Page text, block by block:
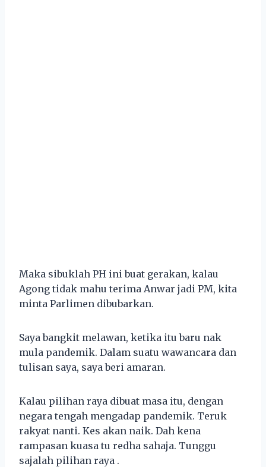
Maka sibuklah PH ini buat gerakan, kalau
Agong tidak mahu terima Anwar jadi PM, kita
minta Parlimen dibubarkan.
Saya bangkit melawan, ketika itu baru nak
mula pandemik. Dalam suatu wawancara dan
tulisan saya, saya beri amaran.
Kalau pilihan raya dibuat masa itu, dengan
negara tengah mengadap pandemik. Teruk
rakyat nanti. Kes akan naik. Dah kena
rampasan kuasa tu redha sahaja. Tunggu
sajalah pilihan raya .